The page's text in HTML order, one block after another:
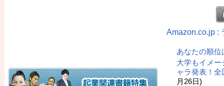
Amazon.co.jp :
あなたの順位
大学もイメ
ャラ発表！全
月26日)